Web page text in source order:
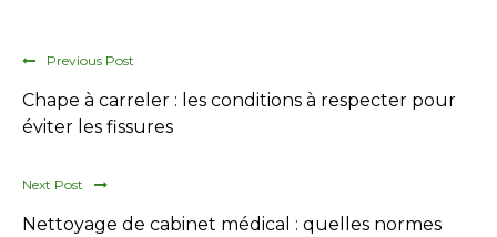
Previous Post
Chape à carreler : les conditions à respecter pour
éviter les fissures
Next Post
Nettoyage de cabinet médical : quelles normes